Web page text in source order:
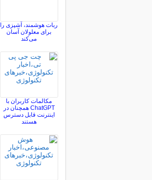
ربات هوشمند، آشپزی را
برای معلولان آسان
می‌کند
مکالمات کاربران با
ChatGPT همچنان در
اینترنت قابل دسترس
هستند